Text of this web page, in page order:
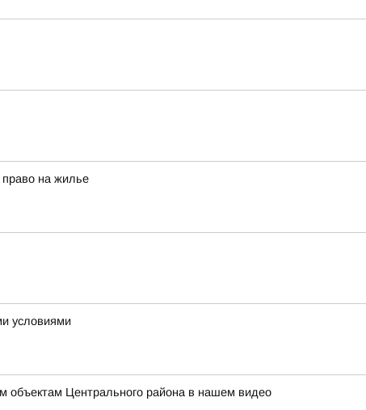
право на жилье
условиями
объектам Центрального района в нашем видео